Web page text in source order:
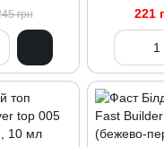
грн 221